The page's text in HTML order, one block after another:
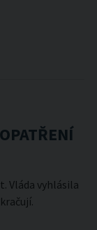
Vláda vyhlásila